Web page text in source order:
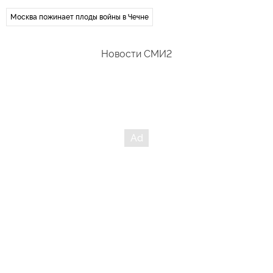
Москва пожинает плоды войны в Чечне
Новости СМИ2